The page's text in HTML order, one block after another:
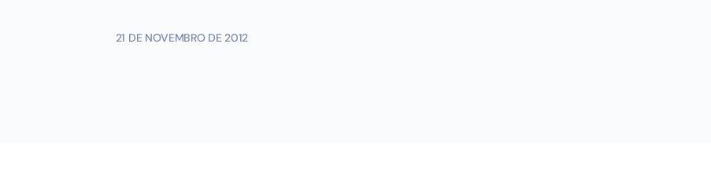
21 DE NOVEMBRO DE 2012